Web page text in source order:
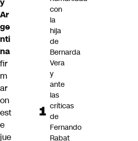
Ar
ge
nti
na
fir
m
ar
on
est
e
jue
con
la
hija
de
Bernarda
Vera
y
ante
las
críticas
de
Fernando
Rabat